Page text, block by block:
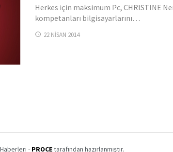
Herkes için maksimum Pc, CHRISTINE
kompetanları bilgisayarlarını…
22 NISAN 2014
- PROCEtarafından hazırlanmıştır.